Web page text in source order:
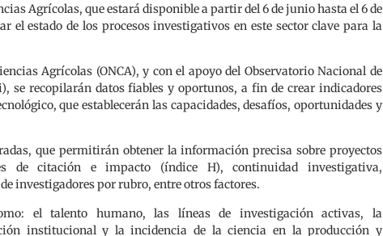
Agrícolas, que estará disponible a partir del 6 de junio hasta el 6 de
el estado de los procesos investigativos en este sector clave para la
Agrícolas (ONCA), y con el apoyo del Observatorio Nacional de
se recopilarán datos fiables y oportunos, a fin de crear indicadores
que establecerán las capacidades, desafíos, oportunidades y
que permitirán obtener la información precisa sobre proyectos
de citación e impacto (índice H), continuidad investigativa,
investigadores por rubro, entre otros factores.
el talento humano, las líneas de investigación activas, la
institucional y la incidencia de la ciencia en la producción y